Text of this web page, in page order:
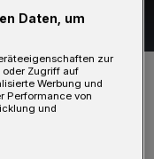
17 Bilder
Daten, um
zur
Zugriff auf
Werbung und
Performance von
und